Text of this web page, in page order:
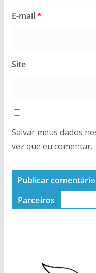
E-mail*
Site
Salvar meus dados
vez que eu comentar.
Parceiros